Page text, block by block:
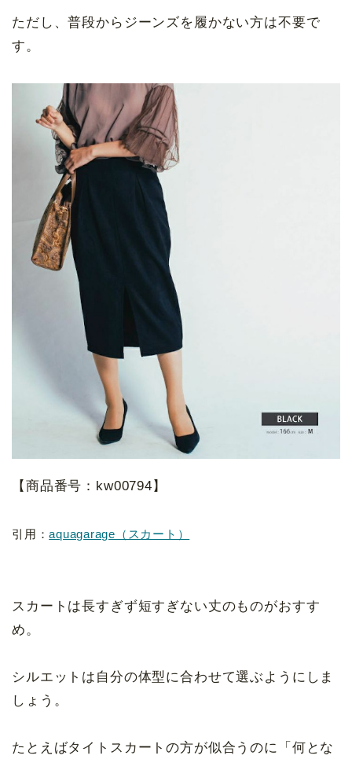
ただし、普段からジーンズを履かない方は不要で
す。
【商品番号：kw00794】
引用：aquagarage（スカート）
スカートは長すぎず短すぎない丈のものがおすす
め。
シルエットは自分の体型に合わせて選ぶようにしま
しょう。
たとえばタイトスカートの方が似合うのに「何とな